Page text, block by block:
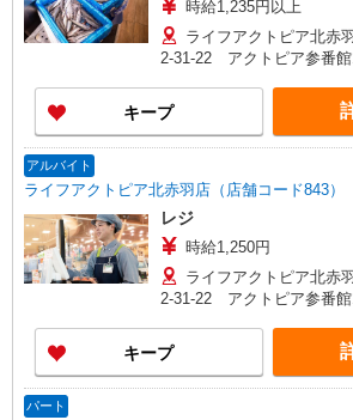
時給1,235円以上
ライフアクトピア北赤
2-31-22 アクトピア参番
キープ
アルバイト
ライフアクトピア北赤羽店（店舗コード843）
レジ
時給1,250円
ライフアクトピア北赤
2-31-22 アクトピア参番
キープ
パート